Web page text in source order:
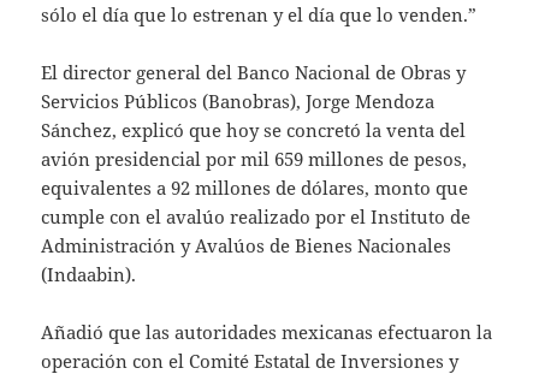
sólo el día que lo estrenan y el día que lo venden.”
El director general del Banco Nacional de Obras y
Servicios Públicos (Banobras), Jorge Mendoza
Sánchez, explicó que hoy se concretó la venta del
avión presidencial por mil 659 millones de pesos,
equivalentes a 92 millones de dólares, monto que
cumple con el avalúo realizado por el Instituto de
Administración y Avalúos de Bienes Nacionales
(Indaabin).
Añadió que las autoridades mexicanas efectuaron la
operación con el Comité Estatal de Inversiones y